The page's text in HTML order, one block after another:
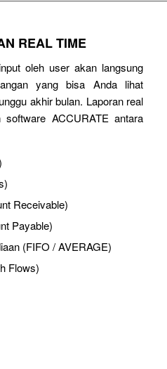
REAL TIME
oleh user akan langsung
yang bisa Anda lihat
akhir bulan. Laporan real
ACCURATE antara
Receivable)
Payable)
(FIFO / AVERAGE)
Flows)